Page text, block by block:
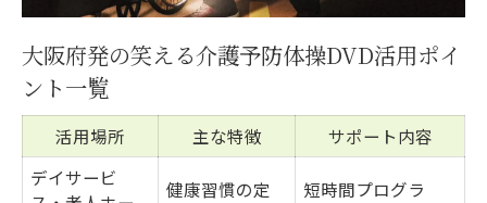
日常動作が楽になるDVD体操の選び方
DVD体操を続けるためのモチベーション術
大阪府発・笑顔あふれる体操で転倒予防へ
大阪府発のDVD体操といきいき百歳体操比
較表
大阪府発の笑える介護予防体操DVD活用ポイ
ント一覧
活用場所 主な特徴
サポート内容
デイサービ
健康習慣の定
短時間プログラ